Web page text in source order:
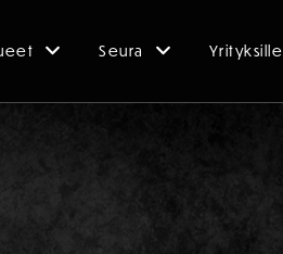
Seura Yrityksille